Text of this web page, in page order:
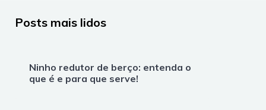
Posts mais lidos
Ninho redutor de berço: entenda o
que é e para que serve!